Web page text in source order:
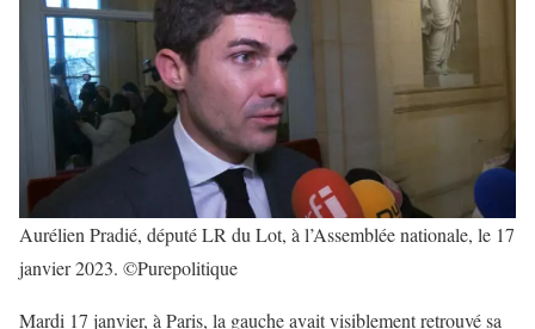
Aurélien Pradié, député LR du Lot, à l’Assemblée nationale, le 17
janvier 2023. ©Purepolitique
Mardi 17 janvier, à Paris, la gauche avait visiblement retrouvé sa